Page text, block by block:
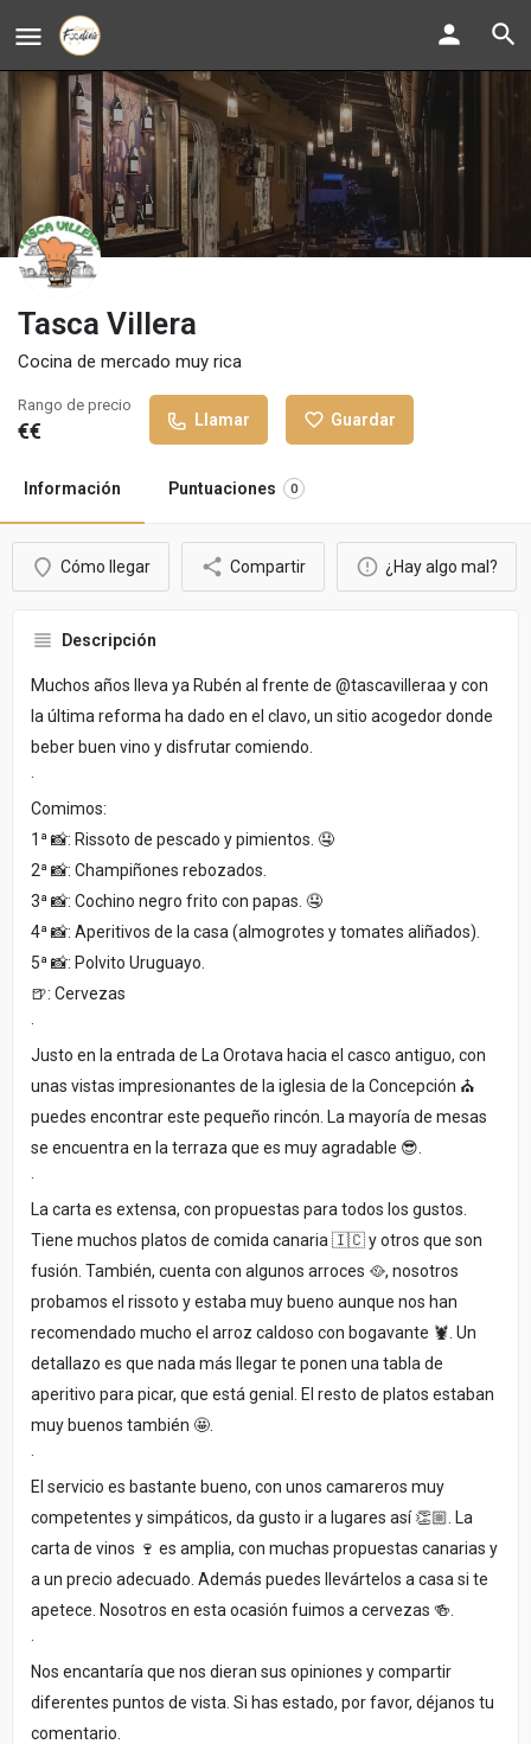
Tasca Villera
Cocina de mercado muy rica
Rango de precio
€€ Llamar Guardar
Información Puntuaciones 0
Cómo llegar Compartir ¿Hay algo mal?
Descripción
Muchos años lleva ya Rubén al frente de @tascavilleraa y con
la última reforma ha dado en el clavo, un sitio acogedor donde
beber buen vino y disfrutar comiendo.
·
Comimos:
1ª 📸: Rissoto de pescado y pimientos. 🤤
2ª 📸: Champiñones rebozados.
3ª 📸: Cochino negro frito con papas. 🤤
4ª 📸: Aperitivos de la casa (almogrotes y tomates aliñados).
5ª 📸: Polvito Uruguayo.
🍺: Cervezas
·
Justo en la entrada de La Orotava hacia el casco antiguo, con
unas vistas impresionantes de la iglesia de la Concepción ⛪️
puedes encontrar este pequeño rincón. La mayoría de mesas
se encuentra en la terraza que es muy agradable 😎.
·
La carta es extensa, con propuestas para todos los gustos.
Tiene muchos platos de comida canaria 🇮🇨 y otros que son
fusión. También, cuenta con algunos arroces 🥘, nosotros
probamos el rissoto y estaba muy bueno aunque nos han
recomendado mucho el arroz caldoso con bogavante 🦞. Un
detallazo es que nada más llegar te ponen una tabla de
aperitivo para picar, que está genial. El resto de platos estaban
muy buenos también 🤩.
·
El servicio es bastante bueno, con unos camareros muy
competentes y simpáticos, da gusto ir a lugares así 👏🏼. La
carta de vinos 🍷 es amplia, con muchas propuestas canarias y
a un precio adecuado. Además puedes llevártelos a casa si te
apetece. Nosotros en esta ocasión fuimos a cervezas 🍻.
·
Nos encantaría que nos dieran sus opiniones y compartir
diferentes puntos de vista. Si has estado, por favor, déjanos tu
comentario.